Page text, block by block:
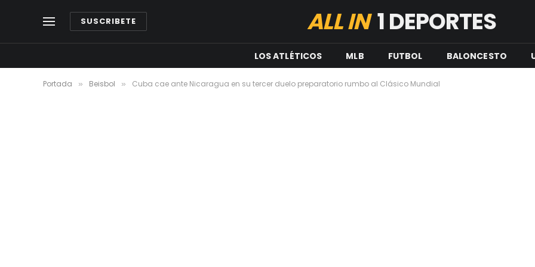
SUSCRIBETE ALL IN1 DEPORTES
LOS ATLÉTICOS MLB FUTBOL BALONCESTO
Portada » Beisbol » Cuba cae ante Nicaragua en su tercer duelo preparatorio rumbo al Clásico Mundial